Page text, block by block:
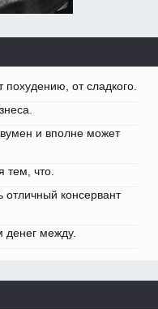
от сладкого.
и вполне может
тем, что.
консервант
денег между.